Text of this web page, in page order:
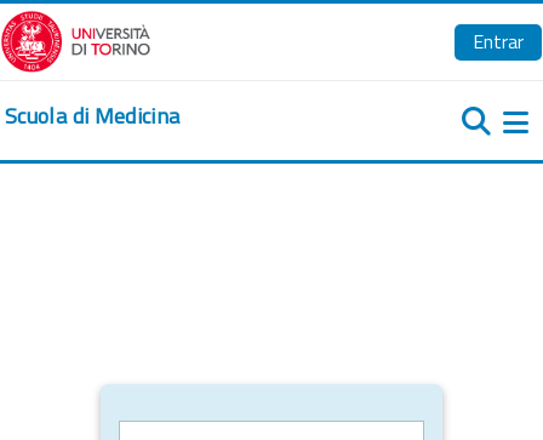
Salta al contenido principal
Entrar
Scuola di Medicina